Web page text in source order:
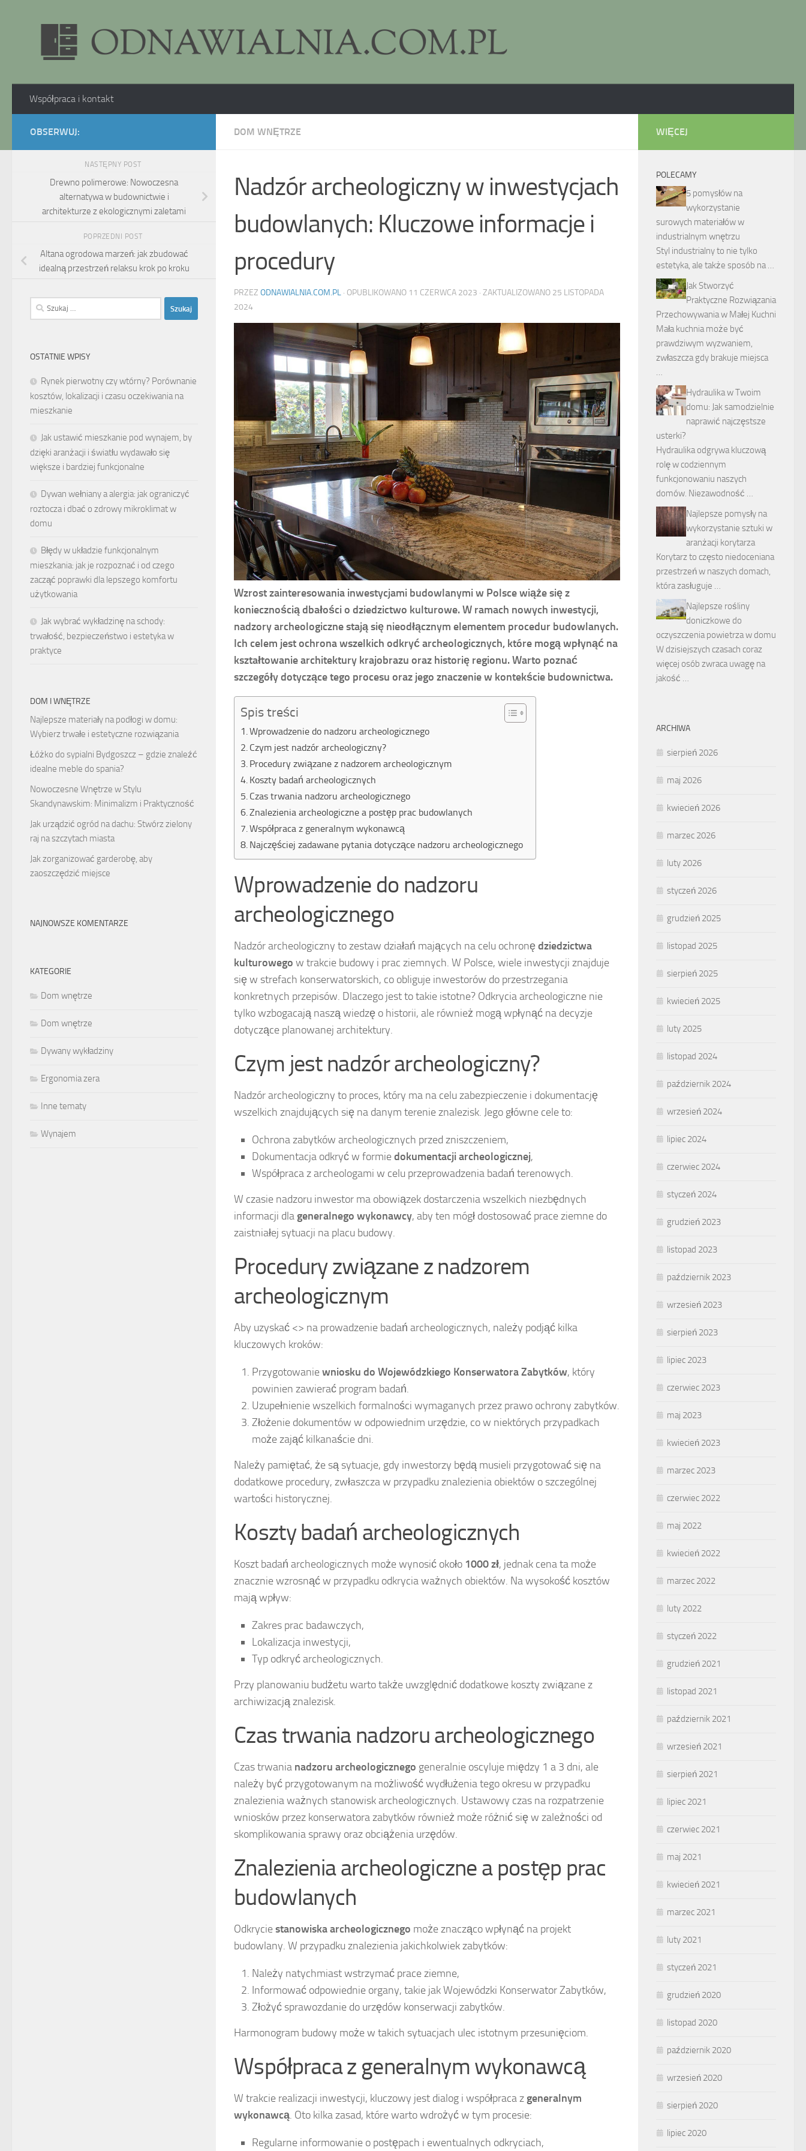
Współpraca i kontakt
DOM WNĘTRZE
Nadzór archeologiczny w inwestycjach
budowlanych: Kluczowe informacje i
procedury
PRZEZ ODNAWIALNIA.COM.PL · OPUBLIKOWANO 11 CZERWCA 2023 · ZAKTUALIZOWANO 25 LISTOPADA
2024
Wzrost zainteresowania inwestycjami budowlanymi w Polsce wiąże się z
koniecznością dbałości o dziedzictwo kulturowe. W ramach nowych inwestycji,
nadzory archeologicznestają się nieodłącznym elementem procedur budowlanych.
Ich celem jest ochrona wszelkich odkryć archeologicznych, które mogą wpłynąć na
kształtowanie architektury krajobrazu oraz historię regionu. Warto poznać
szczegóły dotyczące tego procesu oraz jego znaczenie w kontekście budownictwa.
Spis treści
Wprowadzenie do nadzoru archeologicznego
Czym jest nadzór archeologiczny?
Procedury związane z nadzorem archeologicznym
Koszty badań archeologicznych
Czas trwania nadzoru archeologicznego
Znalezienia archeologiczne a postęp prac budowlanych
Współpraca z generalnym wykonawcą
Najczęściej zadawane pytania dotyczące nadzoru archeologicznego
Wprowadzenie do nadzoru
archeologicznego
Nadzór archeologiczny to zestaw działań mających na celu ochronędziedzictwa
kulturowego w trakcie budowy i prac ziemnych. W Polsce, wiele inwestycji znajduje
się w strefach konserwatorskich, co obliguje inwestorów do przestrzegania
konkretnych przepisów. Dlaczego jest to takie istotne? Odkrycia archeologiczne nie
tylko wzbogacają naszą wiedzę o historii, ale również mogą wpłynąć na decyzje
dotyczące planowanej architektury.
Czym jest nadzór archeologiczny?
Nadzór archeologiczny to proces, który ma na celu zabezpieczenie i dokumentację
wszelkich znajdujących się na danym terenie znalezisk. Jego główne cele to:
Ochrona zabytków archeologicznych przed zniszczeniem,
Dokumentacja odkryć w formiedokumentacji archeologicznej,
Współpraca z archeologami w celu przeprowadzenia badań terenowych.
W czasie nadzoru inwestor ma obowiązek dostarczenia wszelkich niezbędnych
informacji dla generalnego wykonawcy, aby ten mógł dostosować prace ziemne do
zaistniałej sytuacji na placu budowy.
Procedury związane z nadzorem
archeologicznym
Aby uzyskać <> na prowadzenie badań archeologicznych, należy podjąć kilka
kluczowych kroków:
Przygotowaniewniosku do Wojewódzkiego Konserwatora Zabytków, który
powinien zawierać program badań.
Uzupełnienie wszelkich formalności wymaganych przez prawo ochrony zabytków.
Złożenie dokumentów w odpowiednim urzędzie, co w niektórych przypadkach
może zająć kilkanaście dni.
Należy pamiętać, że są sytuacje, gdy inwestorzy będą musieli przygotować się na
dodatkowe procedury, zwłaszcza w przypadku znalezienia obiektów o szczególnej
wartości historycznej.
Koszty badań archeologicznych
Koszt badań archeologicznych może wynosić około 1000 zł, jednak cena ta może
znacznie wzrosnąć w przypadku odkrycia ważnych obiektów. Na wysokość kosztów
mają wpływ:
Zakres prac badawczych,
Lokalizacja inwestycji,
Typ odkryć archeologicznych.
Przy planowaniu budżetu warto także uwzględnić dodatkowe koszty związane z
archiwizacją znalezisk.
Czas trwania nadzoru archeologicznego
Czas trwania nadzoru archeologicznego generalnie oscyluje między 1 a 3 dni, ale
należy być przygotowanym na możliwość wydłużenia tego okresu w przypadku
znalezienia ważnych stanowisk archeologicznych. Ustawowy czas na rozpatrzenie
wniosków przez konserwatora zabytków również może różnić się w zależności od
skomplikowania sprawy oraz obciążenia urzędów.
Znalezienia archeologiczne a postęp prac
budowlanych
Odkryciestanowiska archeologicznego może znacząco wpłynąć na projekt
budowlany. W przypadku znalezienia jakichkolwiek zabytków:
Należy natychmiast wstrzymać prace ziemne,
Informować odpowiednie organy, takie jak Wojewódzki Konserwator Zabytków,
Złożyć sprawozdanie do urzędów konserwacji zabytków.
Harmonogram budowy może w takich sytuacjach ulec istotnym przesunięciom.
Współpraca z generalnym wykonawcą
W trakcie realizacji inwestycji, kluczowy jest dialog i współpraca z generalnym
wykonawcą. Oto kilka zasad, które warto wdrożyć w tym procesie:
Regularne informowanie o postępach i ewentualnych odkryciach,
OBSERWUJ:
NASTĘPNY POST
Drewno polimerowe: Nowoczesna
alternatywa w budownictwie i
architekturze z ekologicznymi zaletami
POPRZEDNI POST
Altana ogrodowa marzeń: jak zbudować
idealną przestrzeń relaksu krok po kroku
Szukaj:
OSTATNIE WPISY
Rynek pierwotny czy wtórny? Porównanie
kosztów, lokalizacji i czasu oczekiwania na
mieszkanie
Jak ustawić mieszkanie pod wynajem, by
dzięki aranżacji i światłu wydawało się
większe i bardziej funkcjonalne
Dywan wełniany a alergia: jak ograniczyć
roztocza i dbać o zdrowy mikroklimat w
domu
Błędy w układzie funkcjonalnym
mieszkania: jak je rozpoznać i od czego
zacząć poprawki dla lepszego komfortu
użytkowania
Jak wybrać wykładzinę na schody:
trwałość, bezpieczeństwo i estetyka w
praktyce
DOM I WNĘTRZE
Najlepsze materiały na podłogi w domu:
Wybierz trwałe i estetyczne rozwiązania
Łóżko do sypialni Bydgoszcz – gdzie znaleźć
idealne meble do spania?
Nowoczesne Wnętrze w Stylu
Skandynawskim: Minimalizm i Praktyczność
Jak urządzić ogród na dachu: Stwórz zielony
raj na szczytach miasta
Jak zorganizować garderobę, aby
zaoszczędzić miejsce
NAJNOWSZE KOMENTARZE
KATEGORIE
Dom wnętrze
Dom wnętrze
Dywany wykładziny
Ergonomia zera
Inne tematy
Wynajem
WIĘCEJ
POLECAMY
5 pomysłów na
wykorzystanie
surowych materiałów w
industrialnym wnętrzu
Styl industrialny to nie tylko
estetyka, ale także sposób na …
Jak Stworzyć
Praktyczne Rozwiązania
Przechowywania w Małej Kuchni
Mała kuchnia może być
prawdziwym wyzwaniem,
zwłaszcza gdy brakuje miejsca
…
Hydraulika w Twoim
domu: Jak samodzielnie
naprawić najczęstsze
usterki?
Hydraulika odgrywa kluczową
rolę w codziennym
funkcjonowaniu naszych
domów. Niezawodność …
Najlepsze pomysły na
wykorzystanie sztuki w
aranżacji korytarza
Korytarz to często niedoceniana
przestrzeń w naszych domach,
która zasługuje …
Najlepsze rośliny
doniczkowe do
oczyszczenia powietrza w domu
W dzisiejszych czasach coraz
więcej osób zwraca uwagę na
jakość …
ARCHIWA
sierpień 2026
maj 2026
kwiecień 2026
marzec 2026
luty 2026
styczeń 2026
grudzień 2025
listopad 2025
sierpień 2025
kwiecień 2025
luty 2025
listopad 2024
październik 2024
wrzesień 2024
lipiec 2024
czerwiec 2024
styczeń 2024
grudzień 2023
listopad 2023
październik 2023
wrzesień 2023
sierpień 2023
lipiec 2023
czerwiec 2023
maj 2023
kwiecień 2023
marzec 2023
czerwiec 2022
maj 2022
kwiecień 2022
marzec 2022
luty 2022
styczeń 2022
grudzień 2021
listopad 2021
październik 2021
wrzesień 2021
sierpień 2021
lipiec 2021
czerwiec 2021
maj 2021
kwiecień 2021
marzec 2021
luty 2021
styczeń 2021
grudzień 2020
listopad 2020
październik 2020
wrzesień 2020
sierpień 2020
lipiec 2020